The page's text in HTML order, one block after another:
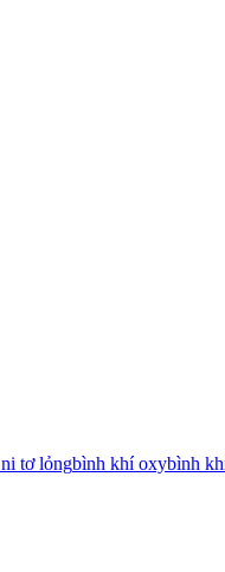
tơ lỏngbình khí oxybình